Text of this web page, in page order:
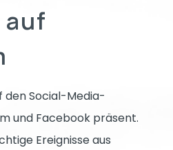
auf
den Social-Media-
und Facebook präsent.
Ereignisse aus